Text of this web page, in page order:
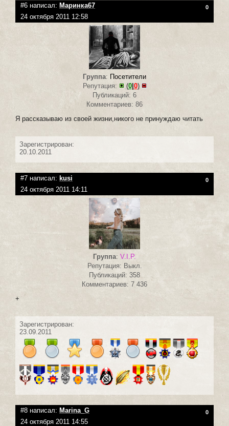
#6 написал: Маринка67 0
24 октября 2011 12:58
Группа: Посетители
Репутация:
(0| 0)
Публикаций: 6
Комментариев: 86
Я рассказываю из своей жизни,никого не принуждаю читать
Зарегистрирован:
20.10.2011
#7 написал: kusi 0
24 октября 2011 14:11
Группа: V.I.P.
Репутация: Выкл.
Публикаций: 358
Комментариев: 7 436
+
Зарегистрирован:
23.09.2011
#8 написал: Marina_G 0
24 октября 2011 14:55